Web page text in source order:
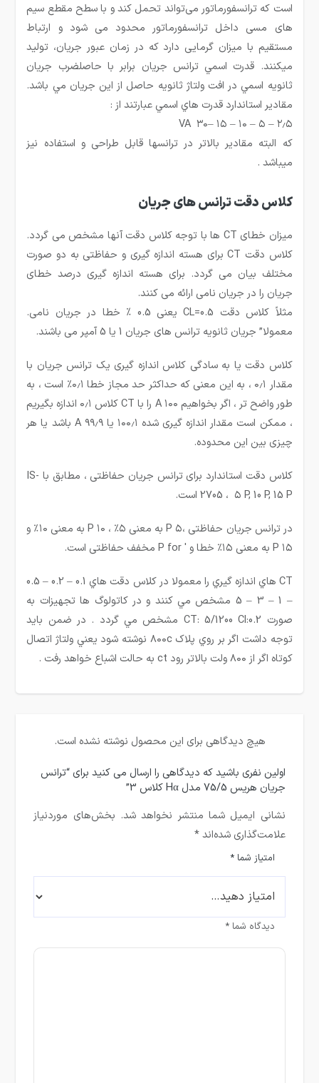
است که ترانسفورماتور می‌تواند تحمل کند و با سطح مقطع سیم
های مسی داخل ترانسفورماتور محدود می شود و ارتباط
مستقیم با میزان گرمایی دارد که در زمان عبور جریان، تولید
می‎کنند. قدرت اسمي ترانس جريان برابر با حاصلضرب جريان
ثانويه اسمي در افت ولتاژ ثانويه حاصل از اين جريان مي باشد.
مقادير استاندارد قدرت هاي اسمي عبارتند از :
۲٫۵ – ۵ – ۱۰ – ۱۵ –۳۰ VA
که البته مقادیر بالاتر در ترانسها قابل طراحی و استفاده نیز
میباشد .
كلاس دقت ترانس های جریان
میزان خطای CT ها با توجه كلاس دقت آنها مشخص می گردد.
كلاس دقت CT برای هسته اندازه گیری و حفاظتی به دو صورت
مختلف بیان می گردد. برای هسته اندازه گیری درصد خطای
جریان را در جریان نامی ارائه می كنند.
مثلاً كلاس دقت CL=0.5 یعنی 0.5 % خطا در جریان نامی.
معمولا” جریان ثانویه ترانس های جریان 1 یا 5 آمپر می باشند.
کلاس دقت یا به سادگی کلاس اندازه گیری یک ترانس جریان با
مقدار ۰٫۱ ، به این معنی که حداکثر حد مجاز خطا ۰٫۱٪ است ، به
طور واضح تر ، اگر بخواهیم ۱۰۰ A را با CT کلاس ۰٫۱ اندازه بگیریم
، ممکن است مقدار اندازه گیری شده ۱۰۰٫۱ یا ۹۹٫۹ A باشد یا هر
چیزی بین این محدوده.
کلاس دقت استاندارد برای ترانس جریان حفاظتی ، مطابق با IS-
2705 ، ۵ P, 10 P, 15 P است.
در ترانس جریان حفاظتی ،۵ P به معنی ۵٪ ، ۱۰ P به معنی ۱۰٪ و
۱۵ P به معنی ۱۵٪ خطا و ′ P for مخفف حفاظتی است.
CT هاي اندازه گيري را معمولا در كلاس دقت هاي 0.1 – 0.2 – 0.5
– 1 – 3 – 5 مشخص مي كنند و در كاتولوگ ها تجهیزات به
صورت 0.2:CT: 5/1200 Cl مشخص مي گردد . در ضمن بايد
توجه داشت اگر بر روي پلاک ۸۰۰c نوشته شود يعني ولتاژ اتصال
كوتاه اگر از ۸۰۰ ولت بالاتر رود ct به حالت اشباع خواهد رفت .
هیچ دیدگاهی برای این محصول نوشته نشده است.
اولین نفری باشید که دیدگاهی را ارسال می کنید برای “ترانس
جریان هریس 75/5 مدل Hα کلاس 3”
نشانی ایمیل شما منتشر نخواهد شد. بخش‌های موردنیاز
علامت‌گذاری شده‌اند*
امتیاز شما*
دیدگاه شما*